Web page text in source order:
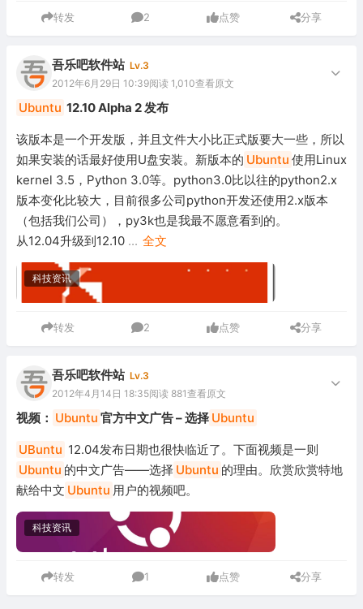
转发 2 点赞 分享
吾乐吧软件站 Lv.3
2012年6月29日 10:39阅读 1,010查看原文
Ubuntu 12.10 Alpha 2 发布
该版本是一个开发版，并且文件大小比正式版要大一些，所以
如果安装的话最好使用U盘安装。新版本的 Ubuntu 使用Linux
kernel 3.5，Python 3.0等。python3.0比以往的python2.x
版本变化比较大，目前很多公司python开发还使用2.x版本
（包括我们公司），py3k也是我最不愿意看到的。
从12.04升级到12.10 ... 全文
科技资讯
转发 2 点赞 分享
吾乐吧软件站 Lv.3
2012年4月14日 18:35阅读 881查看原文
视频： Ubuntu 官方中文广告 – 选择 Ubuntu
UBuntu 12.04发布日期也很快临近了。下面视频是一则
Ubuntu 的中文广告——选择 Ubuntu 的理由。欣赏欣赏特地
献给中文 Ubuntu 用户的视频吧。
科技资讯
转发 1 点赞 分享